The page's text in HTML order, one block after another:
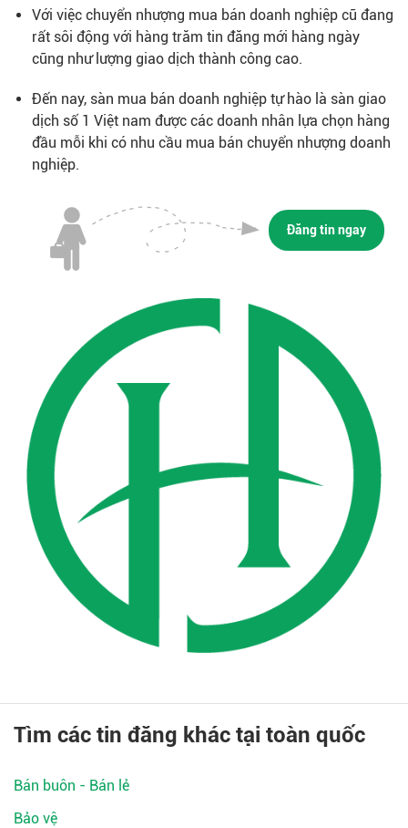
Với việc chuyển nhượng mua bán doanh nghiệp cũ đang
rất sôi động với hàng trăm tin đăng mới hàng ngày
cũng như lượng giao dịch thành công cao.
Đến nay, sàn mua bán doanh nghiệp tự hào là sàn giao
dịch số 1 Việt nam được các doanh nhân lựa chọn hàng
đầu mỗi khi có nhu cầu mua bán chuyển nhượng doanh
nghiệp.
Đăng tin ngay
Tìm các tin đăng khác tại toàn quốc
Bán buôn - Bán lẻ
Bảo vệ